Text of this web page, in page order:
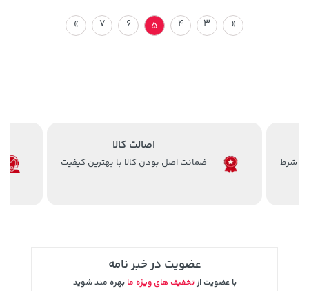
«
3
4
5
6
7
»
اصالت کالا
ضمانت اصل بودن کالا با بهترین کیفیت
عضویت در خبر نامه
با عضویت ازتخفیف های ویژه ما بهره مند شوید